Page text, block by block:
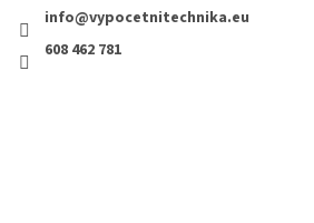
info@vypocetnitechnika.eu
608 462 781